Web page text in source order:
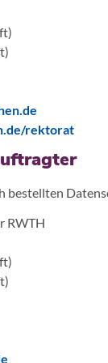
rektorat
bestellten
RWTH